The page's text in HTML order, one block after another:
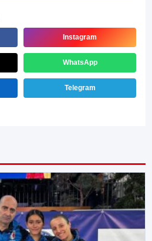
Instagram
WhatsApp
Telegram